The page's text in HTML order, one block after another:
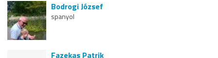
Bodrogi József
spanyol
Fazekas Patrik